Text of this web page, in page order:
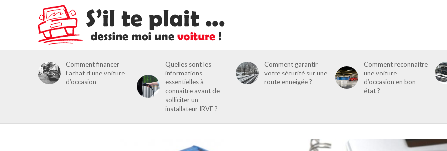
Comment financer
l’achat d’une voiture
d’occasion
Quelles sont les
informations
essentielles à
connaître avant de
solliciter un
installateur IRVE ?
Comment garantir
votre sécurité sur une
route enneigée ?
Comment reconnaitre
une voiture
d’occasion en bon
état ?